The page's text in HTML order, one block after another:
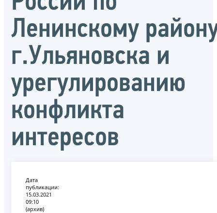
Ленинскому
г.Ульяновска и
урегулированию
конфликта
интересов
Дата
публикации:
15.03.2021
09:10
(архив)